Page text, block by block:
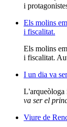
i
Els molins
i fiscalitat.
Els molins
i fiscalitat.
I un dia va
L'arqueòloga
va ser el
Viure de